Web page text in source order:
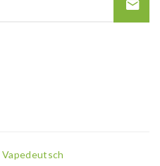
Vapedeutsch